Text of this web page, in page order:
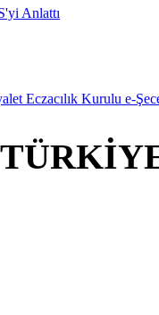
Anlattı
Eczacılık Kurulu e-